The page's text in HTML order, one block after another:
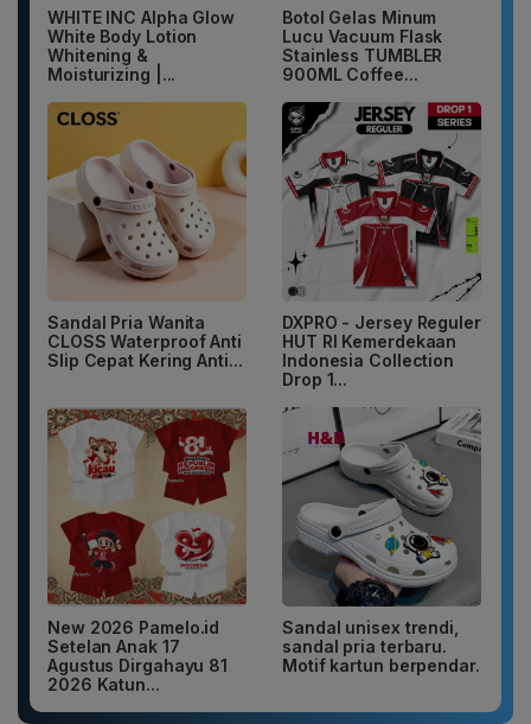
WHITE INC Alpha Glow
White Body Lotion
Whitening &
Moisturizing |...
Botol Gelas Minum
Lucu Vacuum Flask
Stainless TUMBLER
900ML Coffee...
Sandal Pria Wanita
CLOSS Waterproof Anti
Slip Cepat Kering Anti...
DXPRO - Jersey Reguler
HUT RI Kemerdekaan
Indonesia Collection
Drop 1...
New 2026 Pamelo.id
Setelan Anak 17
Agustus Dirgahayu 81
2026 Katun...
Sandal unisex trendi,
sandal pria terbaru.
Motif kartun berpendar.